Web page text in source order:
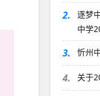
2.
逐梦
中学
3. 忻州
4. 关于